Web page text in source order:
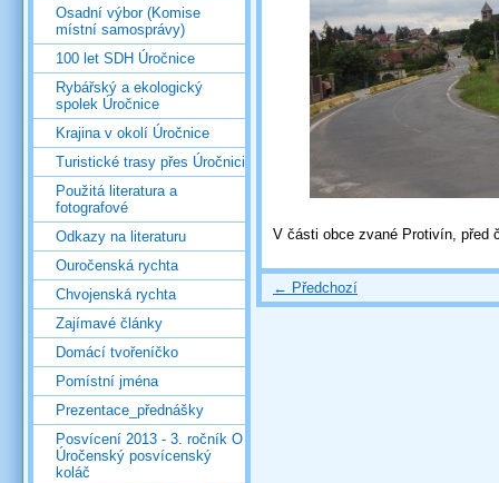
V části obce zvané Protivín, před
← Předchozí
Osadní výbor (Komise
místní samosprávy)
100 let SDH Úročnice
Rybářský a ekologický
spolek Úročnice
Krajina v okolí Úročnice
Turistické trasy přes Úročnici
Použitá literatura a
fotografové
Odkazy na literaturu
Ouročenská rychta
Chvojenská rychta
Zajímavé články
Domácí tvořeníčko
Pomístní jména
Prezentace_přednášky
Posvícení 2013 - 3. ročník O
Úročenský posvícenský
koláč